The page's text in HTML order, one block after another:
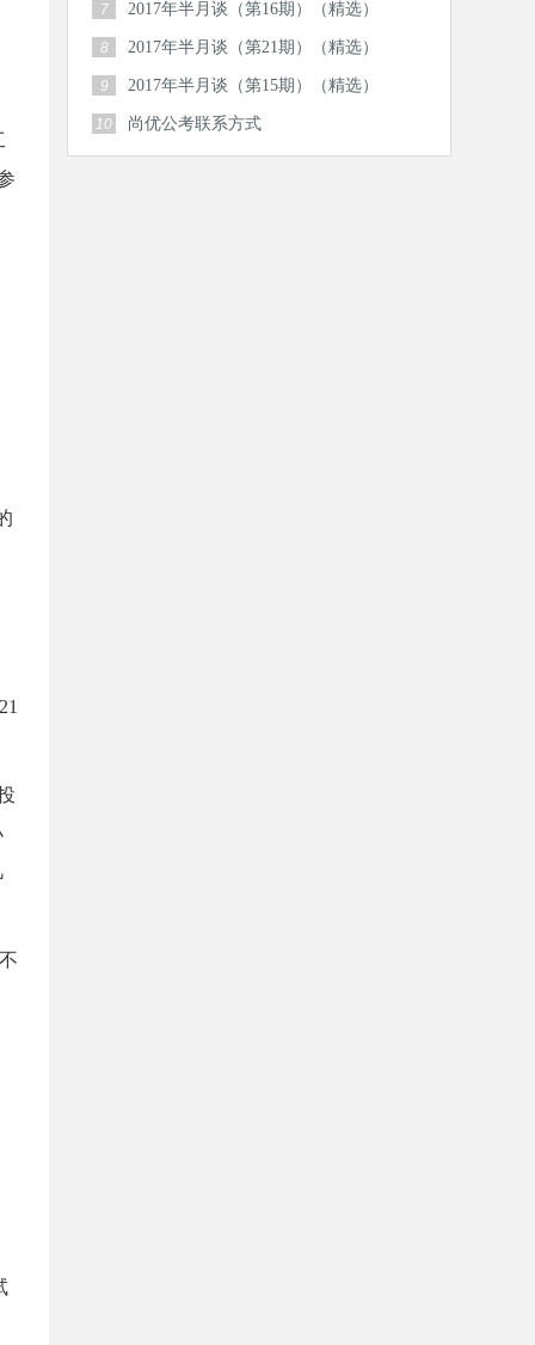
7 2017年半月谈（第16期）（精选）
8 2017年半月谈（第21期）（精选）
9 2017年半月谈（第15期）（精选）
10 尚优公考联系方式